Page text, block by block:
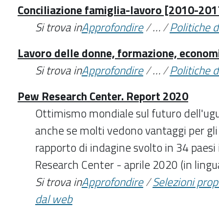
Conciliazione famiglia-lavoro [2010-
Si trova inApprofondire/…/Politiche
Lavoro delle donne, formazione,
Si trova inApprofondire/…/Politiche
Pew Research Center. Report 2020
Ottimismo mondiale sul futuro
anche se molti vedono vantaggi per
rapporto di indagine svolto in 34
Research Center - aprile 2020 (in
Si trova inApprofondire/Selezioni
dal web